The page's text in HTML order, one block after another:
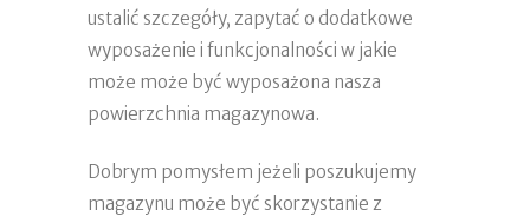
ustalić szczegóły, zapytać o dodatkowe
wyposażenie i funkcjonalności w jakie
może może być wyposażona nasza
powierzchnia magazynowa.
Dobrym pomysłem jeżeli poszukujemy
magazynu może być skorzystanie z